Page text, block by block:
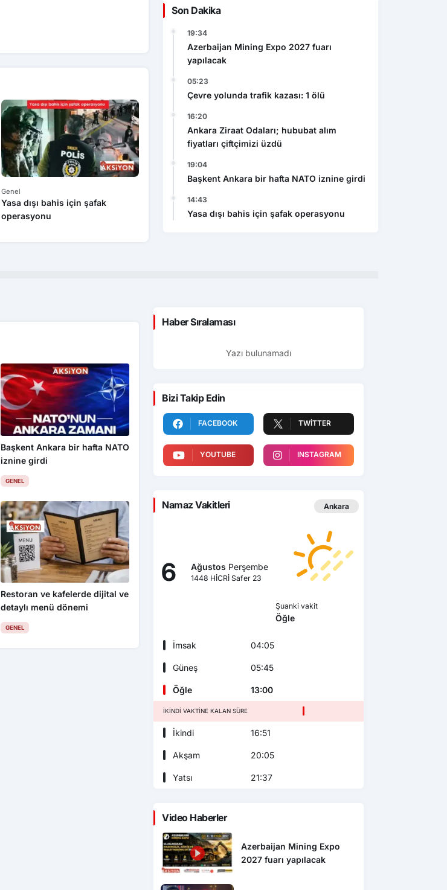
Genel
Yasa dışı bahis için şafak
operasyonu
Caspian Mining Expo 2027 de
Azerbeycan da yapılacak
Restoran ve kafelerde dijital ve
Son Dakika
19:34
Azerbaijan Mining Expo 2027 fuarı
yapılacak
05:23
Çevre yolunda trafik kazası: 1 ölü
16:20
Ankara Ziraat Odaları; hububat alım
fiyatları çiftçimizi üzdü
19:04
Başkent Ankara bir hafta NATO iznine girdi
14:43
Yasa dışı bahis için şafak operasyonu
Başkent Ankara bir hafta NATO
iznine girdi
GENEL
Restoran ve kafelerde dijital ve
detaylı menü dönemi
GENEL
Haber Sıralaması
Yazı bulunamadı
Bizi Takip Edin
FACEBOOK TWITTER
YOUTUBE INSTAGRAM
Namaz Vakitleri Ankara
6 Ağustos Perşembe
1448 HİCRİ Safer 23
Şuanki vakit
Öğle
İmsak 04:05
Güneş 05:45
Öğle 13:00
İKINDI VAKTINE KALAN SÜRE
İkindi 16:51
Akşam 20:05
Yatsı 21:37
Video Haberler
Azerbaijan Mining Expo
2027 fuarı yapılacak